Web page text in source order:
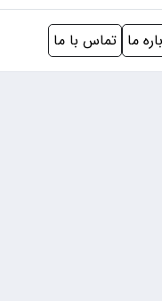
ما تماس با ما